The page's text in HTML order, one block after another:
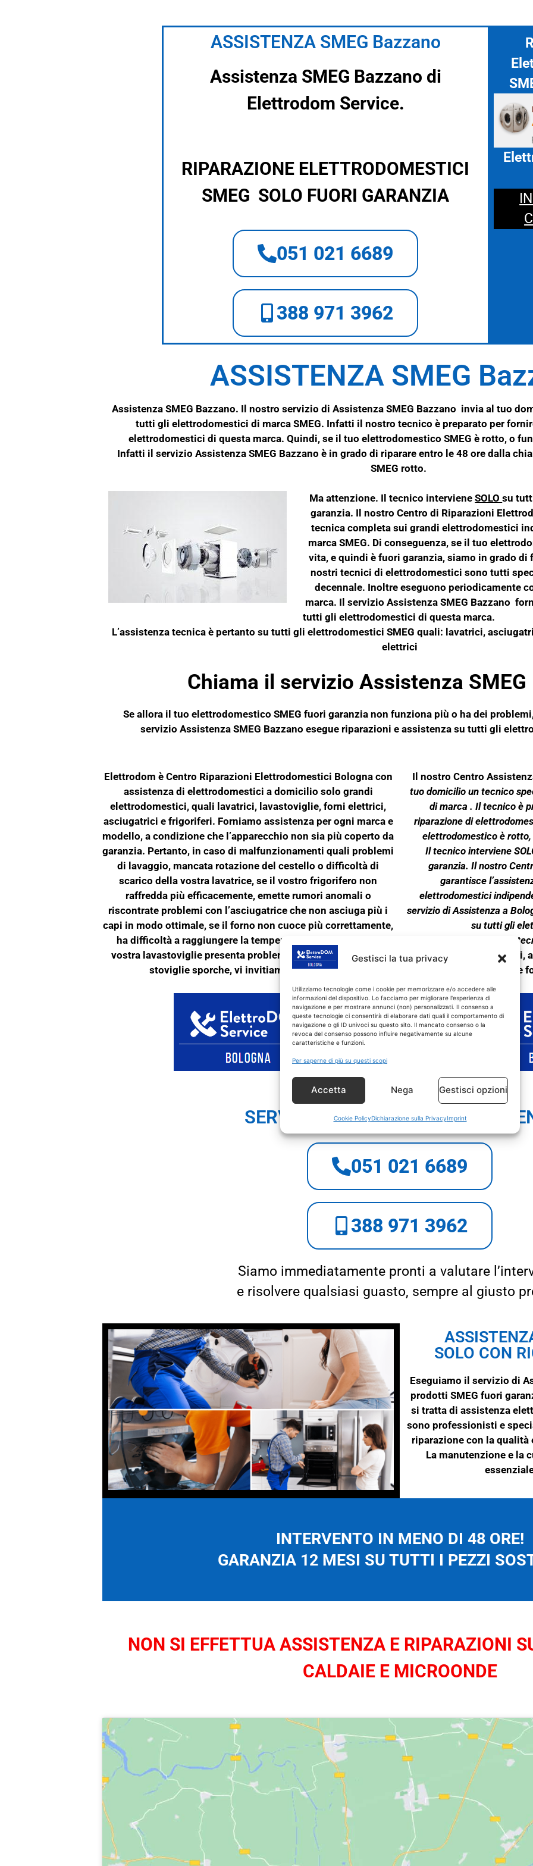
Gestisci la tua privacy
Utilizziamo tecnologie come i cookie per memorizzare e/o accedere alle
informazioni del dispositivo. Lo facciamo per migliorare l'esperienza di
navigazione e per mostrare annunci (non) personalizzati. Il consenso a
queste tecnologie ci consentirà di elaborare dati quali il comportamento di
navigazione o gli ID univoci su questo sito. Il mancato consenso o la
revoca del consenso possono influire negativamente su alcune
caratteristiche e funzioni.
Per saperne di più su questi scopi
Accetta Nega Gestisci opzioni
Cookie PolicyDichiarazione sulla PrivacyImprint
ASSISTENZA SMEG Bazzano
Assistenza SMEG Bazzano di
Elettrodom Service.
RIPARAZIONE ELETTRODOMESTICI
SMEG SOLO FUORI GARANZIA
051 021 6689
388 971 3962
ASSISTENZA SMEG
Assistenza SMEG Bazzano. Il nostro servizio di Assistenza SMEG Bazzano invia al tuo
tutti gli elettrodomestici di marca SMEG. Infatti il nostro tecnico è preparato per
elettrodomestici di questa marca. Quindi, se il tuo elettrodomestico SMEG è rotto, o
Infatti il servizio Assistenza SMEG Bazzano è in grado di riparare entro le 48 ore dalla
SMEG rotto.
Ma attenzione. Il tecnico intervieneSOLOsu
garanzia. Il nostro Centro di Riparazioni
tecnica completa sui grandi elettrodomestici
marca SMEG. Di conseguenza, se il tuo
vita, e quindi è fuori garanzia, siamo in grado di
nostri tecnici di elettrodomestici sono tutti
decennale. Inoltre eseguono periodicamente
marca. Il servizio Assistenza SMEG Bazzano
tutti gli elettrodomestici di questa marca.
L’assistenza tecnica è pertanto su tutti gli elettrodomestici SMEG quali: lavatrici,
elettrici
Chiama il servizio Assistenza SMEG
Se allora il tuo elettrodomestico SMEG fuori garanzia non funziona più o ha dei
servizio Assistenza SMEG Bazzano esegue riparazioni e assistenza su tutti gli
Elettrodom è Centro Riparazioni Elettrodomestici Bologna con
assistenza di elettrodomestici a domicilio solo grandi
elettrodomestici, quali lavatrici, lavastoviglie, forni elettrici,
asciugatrici e frigoriferi. Forniamo assistenza per ogni marca e
modello, a condizione che l’apparecchio non sia più coperto da
garanzia. Pertanto, in caso di malfunzionamenti quali problemi
di lavaggio, mancata rotazione del cestello o difficoltà di
scarico della vostra lavatrice, se il vostro frigorifero non
raffredda più efficacemente, emette rumori anomali o
riscontrate problemi con l’asciugatrice che non asciuga più i
capi in modo ottimale, se il forno non cuoce più correttamente,
ha difficoltà a raggiungere la temperatura desiderata, o la
vostra lavastoviglie presenta problemi di scarico o lascia le
stoviglie sporche, vi invitiamo a contattare
Il nostro Centro
tuo domicilio un tecnico
di marca . Il tecnico è
riparazione di
elettrodomestico è
Il tecnico interviene
garanzia. Il nostro
garantisce
elettrodomestici
servizio di Assistenza a
su tutti gli
L’assistenza
elettrodomestici:
lavatrici,
e
SERVIZIO CLIENTI E
051 021 6689
388 971 3962
Siamo immediatamente pronti a valutare
e risolvere qualsiasi guasto, sempre al giusto
SOLO CON
Eseguiamo il servizio di
prodotti SMEG fuori
si tratta di assistenza
sono professionisti e
riparazione con la
La manutenzione e la
INTERVENTO IN MENO DI 48 ORE!
GARANZIA 12 MESI SU TUTTI I PEZZI
NON SI EFFETTUA ASSISTENZA E RIPARAZIONI
CALDAIE E MICROONDE